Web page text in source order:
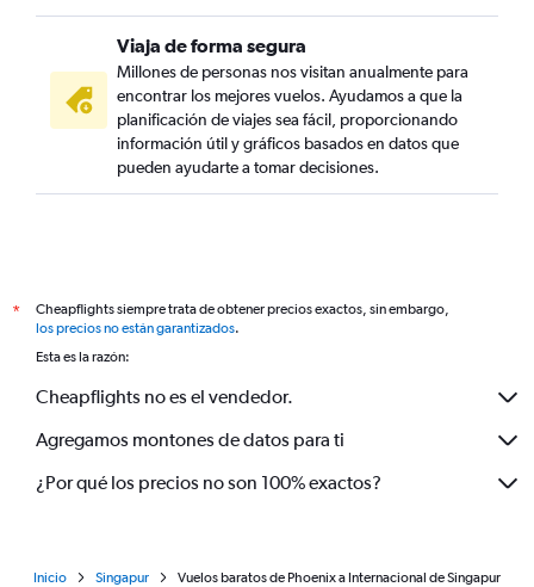
Viaja de forma segura
Millones de personas nos visitan anualmente para
encontrar los mejores vuelos. Ayudamos a que la
planificación de viajes sea fácil, proporcionando
información útil y gráficos basados en datos que
pueden ayudarte a tomar decisiones.
*
Cheapflights siempre trata de obtener precios exactos, sin embargo,
los precios no están garantizados.
Esta es la razón:
Cheapflights no es el vendedor.
Agregamos montones de datos para ti
¿Por qué los precios no son 100% exactos?
Inicio Singapur Vuelos baratos de Phoenix a Internacional de Singapur